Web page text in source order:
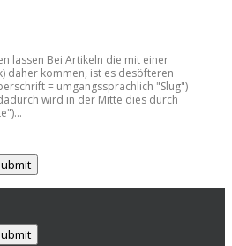
lassen Bei Artikeln die mit einer
daher kommen, ist es desöfteren
= umgangssprachlich "Slug")
wird in der Mitte dies durch